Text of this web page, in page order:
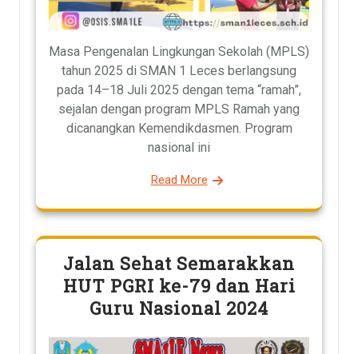
Masa Pengenalan Lingkungan Sekolah (MPLS)
tahun 2025 di SMAN 1 Leces berlangsung
pada 14–18 Juli 2025 dengan tema “ramah”,
sejalan dengan program MPLS Ramah yang
dicanangkan Kemendikdasmen. Program
nasional ini
Read More
Jalan Sehat Semarakkan
HUT PGRI ke-79 dan Hari
Guru Nasional 2024